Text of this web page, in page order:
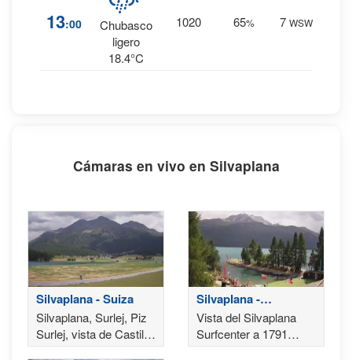
13:00
Chubasco
ligero
18.4°C
1020 65% 7 WSW
Cámaras en vivo en Silvaplana
Silvaplana - Suiza
Silvaplana, Surlej, Piz
Surlej, vista de Castillo
de Crap da Sass
Silvaplana -
Surfcenter
Vista del Silvaplana
Surfcenter a 1791
metros